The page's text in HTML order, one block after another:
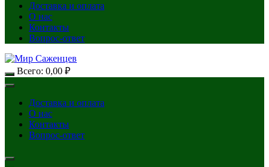
Доставка и оплата
О нас
Контакты
Вопрос-ответ
Всего: 0,00 ₽
Доставка и оплата
О нас
Контакты
Вопрос-ответ